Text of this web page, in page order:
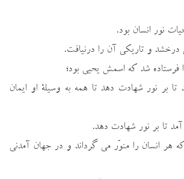
تا بر نور شهادت دهد تا همه به وسيلة او ايمان
كه هر انسان را منوّر مي گرداند و در جهان آمدني